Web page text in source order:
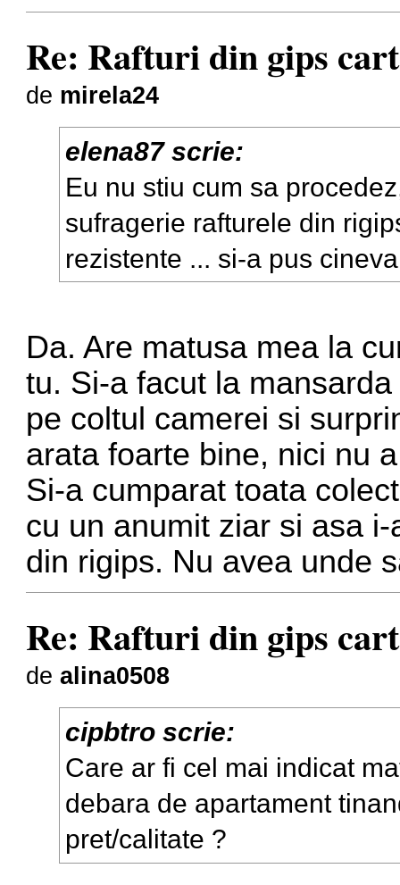
Re: Rafturi din gips
de mirela24
elena87 scrie:
Eu nu stiu cum sa
sufragerie rafturele din
rezistente ... si-a pus
Da. Are matusa mea la
tu. Si-a facut la
pe coltul camerei si
arata foarte bine, nici nu
Si-a cumparat toata
cu un anumit ziar si asa
din rigips. Nu avea unde
Re: Rafturi din gips
dealina0508
cipbtro scrie:
Care ar fi cel mai indicat
debara de apartament
pret/calitate ?